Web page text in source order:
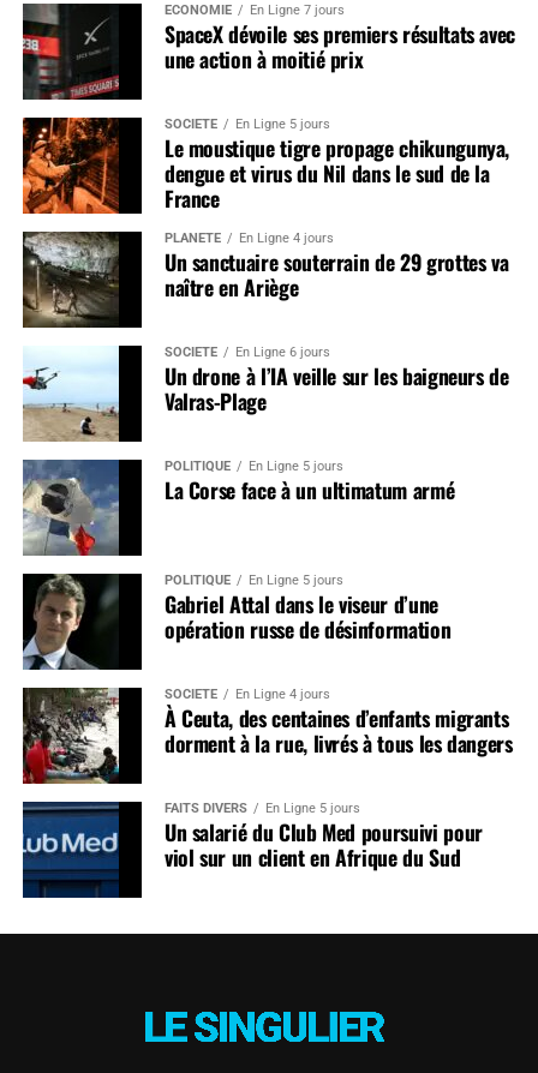
ÉCONOMIE En Ligne 7 jours
SpaceX dévoile ses premiers résultats avec
une action à moitié prix
SOCIÉTÉ En Ligne 5 jours
Le moustique tigre propage chikungunya,
dengue et virus du Nil dans le sud de la
France
PLANÈTE En Ligne 4 jours
Un sanctuaire souterrain de 29 grottes va
naître en Ariège
SOCIÉTÉ En Ligne 6 jours
Un drone à l’IA veille sur les baigneurs de
Valras-Plage
POLITIQUE En Ligne 5 jours
La Corse face à un ultimatum armé
POLITIQUE En Ligne 5 jours
Gabriel Attal dans le viseur d’une
opération russe de désinformation
SOCIÉTÉ En Ligne 4 jours
À Ceuta, des centaines d’enfants migrants
dorment à la rue, livrés à tous les dangers
FAITS DIVERS En Ligne 5 jours
Un salarié du Club Med poursuivi pour
viol sur un client en Afrique du Sud